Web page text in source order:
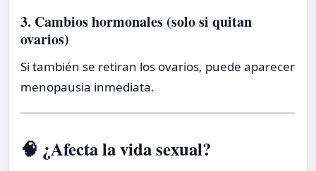
3. Cambios hormonales (solo si quitan
ovarios)
Si también se retiran los ovarios, puede aparecer
menopausia inmediata.
🧠 ¿Afecta la vida sexual?